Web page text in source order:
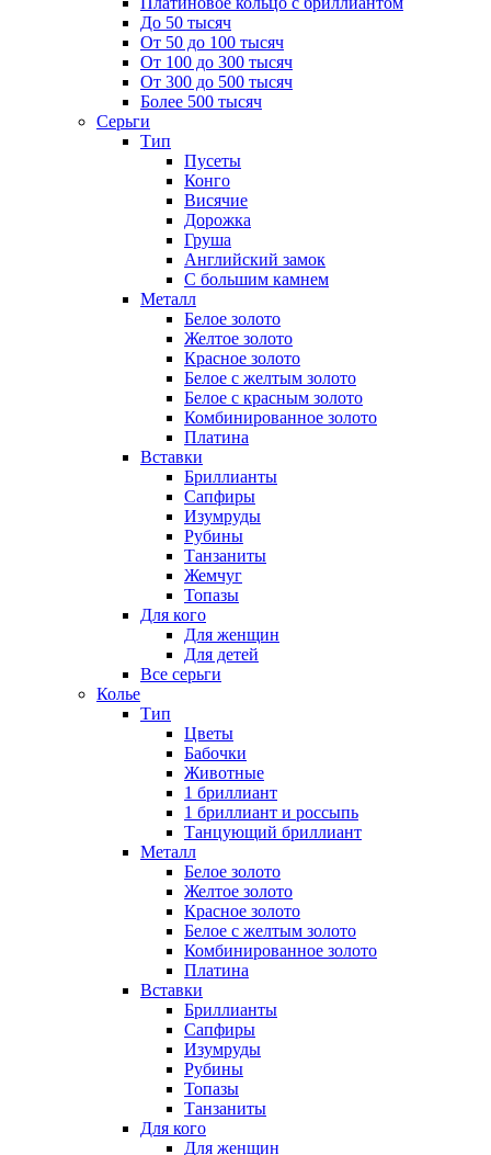
До 50 тысяч
От 50 до 100 тысяч
От 100 до 300 тысяч
От 300 до 500 тысяч
Более 500 тысяч
Серьги
Тип
Пусеты
Конго
Висячие
Дорожка
Груша
Английский замок
С большим камнем
Металл
Белое золото
Желтое золото
Красное золото
Белое с желтым золото
Белое с красным золото
Комбинированное золото
Платина
Вставки
Бриллианты
Сапфиры
Изумруды
Рубины
Танзаниты
Жемчуг
Топазы
Для кого
Для женщин
Для детей
Все серьги
Колье
Тип
Цветы
Бабочки
Животные
1 бриллиант
1 бриллиант и россыпь
Танцующий бриллиант
Металл
Белое золото
Желтое золото
Красное золото
Белое с желтым золото
Комбинированное золото
Платина
Вставки
Бриллианты
Сапфиры
Изумруды
Рубины
Топазы
Танзаниты
Для кого
Для женщин